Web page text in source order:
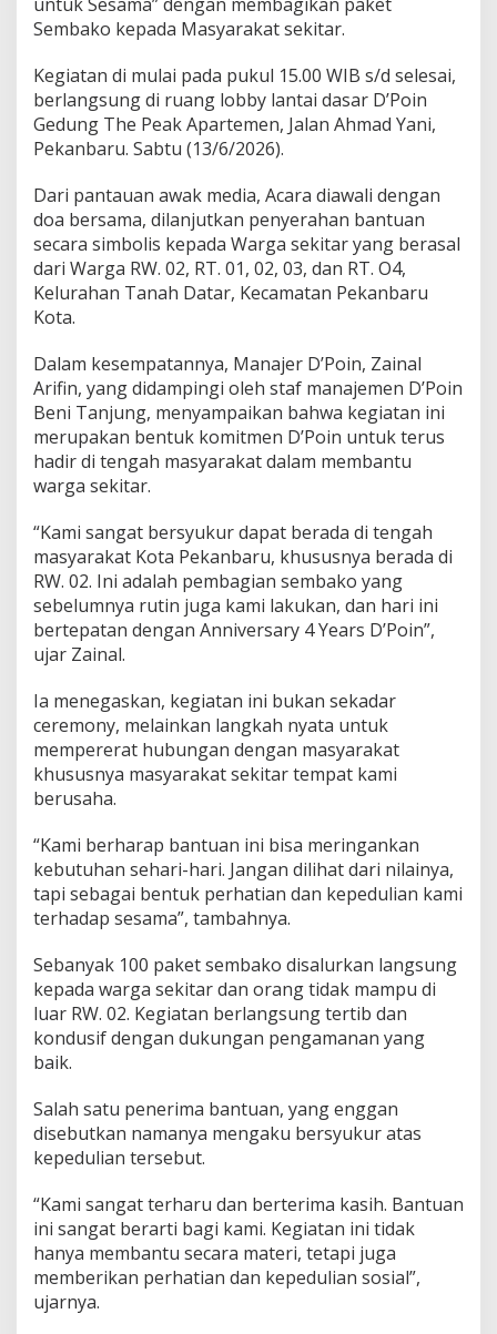
O
I
B
g
i
k
n
S
e
m
b
a
n
t
u
k
W
a
a
S
e
k
i
t
Sembako kepada Masyarakat sekitar.
Kegiatan di mulai pada pukul 15.00 WIB s/d selesai,
berlangsung di ruang lobby lantai dasar D’Poin
Gedung The Peak Apartemen, Jalan Ahmad Yani,
Pekanbaru. Sabtu (13/6/2026).
Dari pantauan awak media, Acara diawali dengan
doa bersama, dilanjutkan penyerahan bantuan
secara simbolis kepada Warga sekitar yang berasal
dari Warga RW. 02, RT. 01, 02, 03, dan RT. O4,
Kelurahan Tanah Datar, Kecamatan Pekanbaru
Kota.
Dalam kesempatannya, Manajer D’Poin, Zainal
Arifin, yang didampingi oleh staf manajemen D’Poin
Beni Tanjung, menyampaikan bahwa kegiatan ini
merupakan bentuk komitmen D’Poin untuk terus
hadir di tengah masyarakat dalam membantu
warga sekitar.
“Kami sangat bersyukur dapat berada di tengah
masyarakat Kota Pekanbaru, khususnya berada di
RW. 02. Ini adalah pembagian sembako yang
sebelumnya rutin juga kami lakukan, dan hari ini
bertepatan dengan Anniversary 4 Years D’Poin”,
ujar Zainal.
Ia menegaskan, kegiatan ini bukan sekadar
ceremony, melainkan langkah nyata untuk
mempererat hubungan dengan masyarakat
khususnya masyarakat sekitar tempat kami
berusaha.
“Kami berharap bantuan ini bisa meringankan
kebutuhan sehari-hari. Jangan dilihat dari nilainya,
tapi sebagai bentuk perhatian dan kepedulian kami
terhadap sesama”, tambahnya.
Sebanyak 100 paket sembako disalurkan langsung
kepada warga sekitar dan orang tidak mampu di
luar RW. 02. Kegiatan berlangsung tertib dan
kondusif dengan dukungan pengamanan yang
baik.
Salah satu penerima bantuan, yang enggan
disebutkan namanya mengaku bersyukur atas
kepedulian tersebut.
“Kami sangat terharu dan berterima kasih. Bantuan
ini sangat berarti bagi kami. Kegiatan ini tidak
hanya membantu secara materi, tetapi juga
memberikan perhatian dan kepedulian sosial”,
ujarnya.